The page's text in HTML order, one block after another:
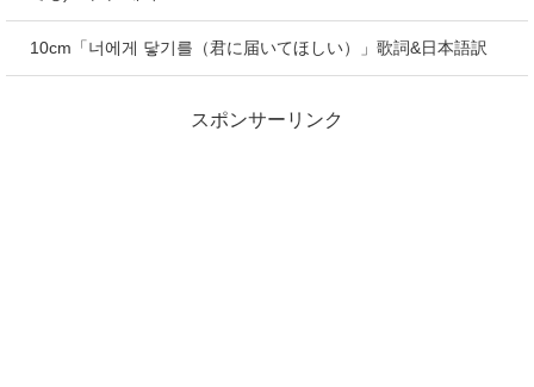
10cm「너에게 닿기를（君に届いてほしい）」歌詞&日本語訳
スポンサーリンク